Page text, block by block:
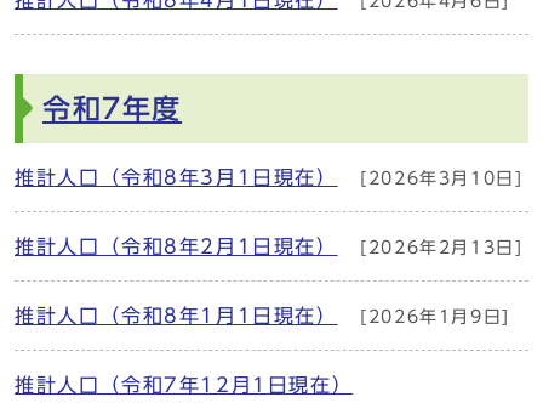
令和7年度
推計人口（令和8年3月1日現在） [2026年3月10日]
推計人口（令和8年2月1日現在） [2026年2月13日]
推計人口（令和8年1月1日現在） [2026年1月9日]
推計人口（令和7年12月1日現在）